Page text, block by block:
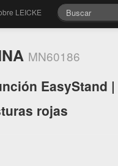
LEICKE
MN60186
EasyStand
rojas